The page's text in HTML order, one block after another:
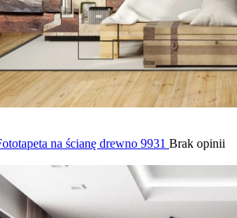
na ścianę drewno 9931 Brak opinii